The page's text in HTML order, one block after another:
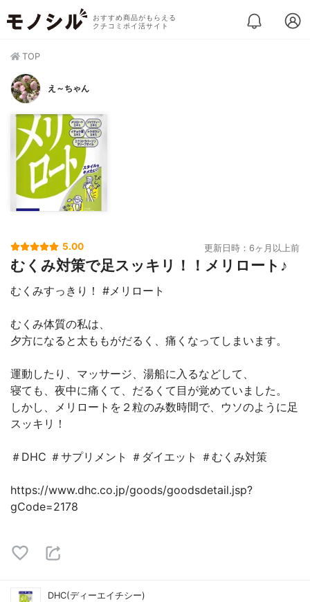
おすすめ商品がもらえる
クチコミポイ活サイト
TOP
え～ちゃん
5.00 更新日時：6ヶ月以上前
むくみ対策で足スッキリ！！メリロート♪
むくみすっきり！ #メリロート
むくみ体質の私は、
夕方になると太ももがだるく、痛くなってしまいます。
運動したり、マッサージ、湯船に入るなどして、
寝ても、夜中に痛くて、だるくて目が覚めていました。
しかし、メリロートを２粒のみ数時間で、ウソのように足
スッキリ！
＃DHC ＃サプリメント ＃ダイエット ＃むくみ対策
https://www.dhc.co.jp/goods/goodsdetail.jsp?
gCode=2178
DHC(ディーエイチシー)